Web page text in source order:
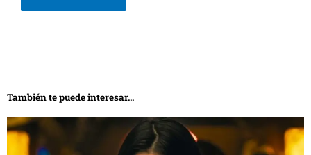
También te puede interesar...